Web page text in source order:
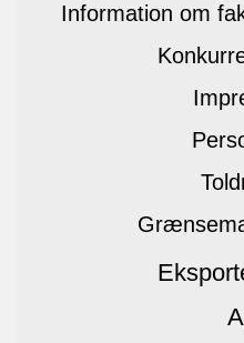
Information om